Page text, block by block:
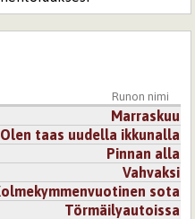
Runon nimi
Marraskuu
Olen taas uudella ikkunalla
Pinnan alla
Vahvaksi
sota
Törmäilyautoissa